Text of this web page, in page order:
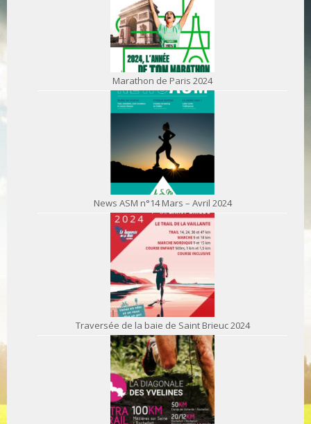
Marathon de Paris 2024
News ASM n°14 Mars – Avril 2024
Traversée de la baie de Saint Brieuc 2024